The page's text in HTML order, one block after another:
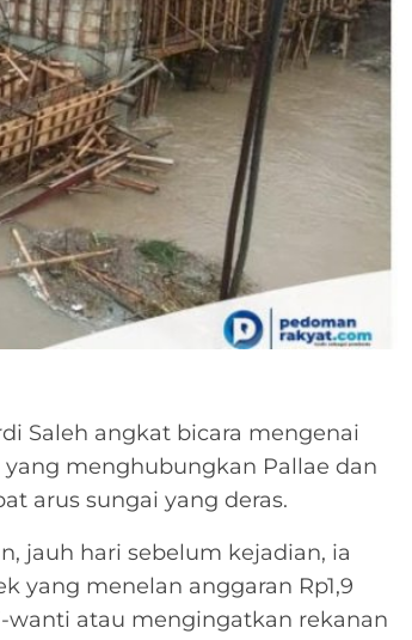
Saleh angkat bicara mengenai
menghubungkan Pallae dan
arus sungai yang deras.
jauh hari sebelum kejadian, ia
yang menelan anggaran Rp1,9
atau mengingatkan rekanan